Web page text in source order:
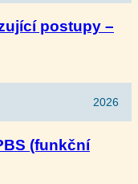
postupy –
2026
(funkční